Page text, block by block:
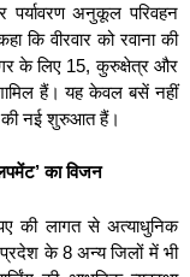
अनुकूल परिवहन
वीरवार को रवाना की
के लिए 15, कुरुक्षेत्र और
हैं। यह केवल बसें नहीं
की नई शुरुआत हैं।
का विजन
की लागत से अत्याधुनिक
प्रदेश के 8 अन्य जिलों में भी